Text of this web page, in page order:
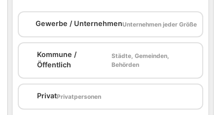
Gewerbe / UnternehmenUnternehmen jeder Größe
Kommune /
Öffentlich
Städte, Gemeinden,
Behörden
PrivatPrivatpersonen